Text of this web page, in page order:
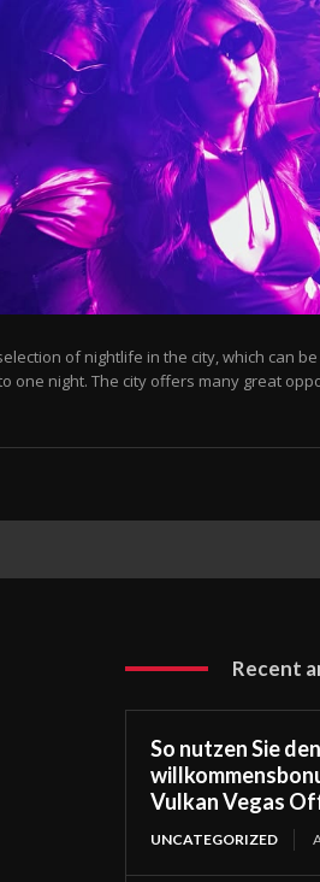
of nightlife in the city, which can
one night. The city offers many great
Recent
So nutzen Sie
Vulkan Vegas
UNCATEGORIZED